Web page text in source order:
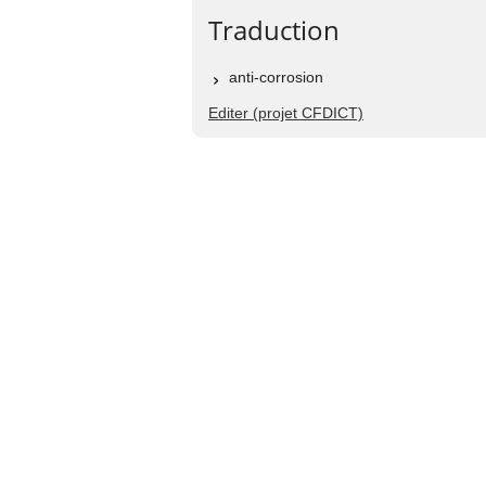
Traduction
anti-corrosion
Editer (projet CFDICT)